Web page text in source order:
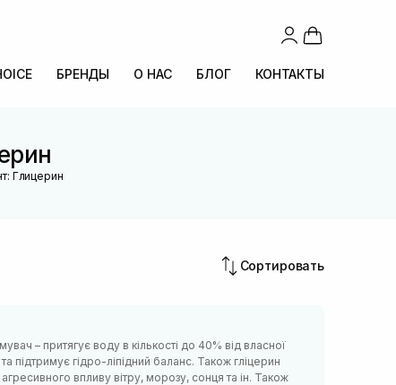
БРЕНДЫ О НАС БЛОГ КОНТАКТЫ
Глицерин
Сортировать
– притягує воду в кількості до 40% від власної
підтримує гідро-ліпідний баланс. Також гліцерин
впливу вітру, морозу, сонця та ін. Також